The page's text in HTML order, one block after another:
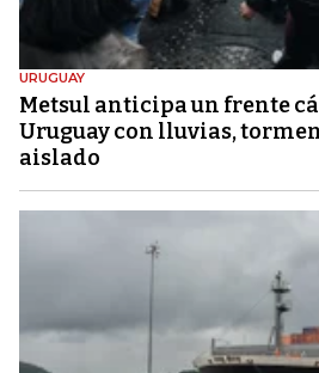
URUGUAY
Metsul anticipa un frente
Uruguay con lluvias,
aislado